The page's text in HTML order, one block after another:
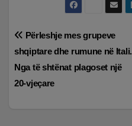
Lëvizje
te
postimet
Përleshje mes grupeve
shqiptare dhe rumune në Itali.
Nga të shtënat plagoset një
20-vjeçare